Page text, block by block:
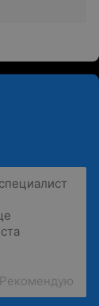
Рекомендую